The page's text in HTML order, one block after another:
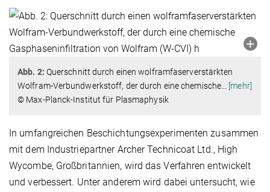
Abb. 2: Querschnitt durch einen wolframfaserverstärkten
Wolfram-Verbundwerkstoff, der durch eine chemische… [mehr]
© Max-Planck-Institut für Plasmaphysik
In umfangreichen Beschichtungsexperimenten zusammen
mit dem Industriepartner Archer Technicoat Ltd., High
Wycombe, Großbritannien, wird das Verfahren entwickelt
und verbessert. Unter anderem wird dabei untersucht, wie